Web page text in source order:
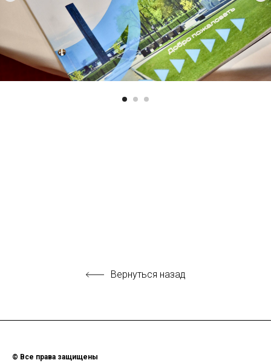
Вернуться назад
© Все права защищены